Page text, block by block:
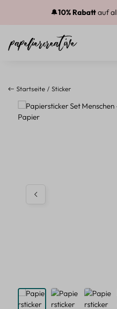
Zum Hauptinhalt springen
🔔10% Rabattauf
Startseite Sticker
Bildergalerie überspringen